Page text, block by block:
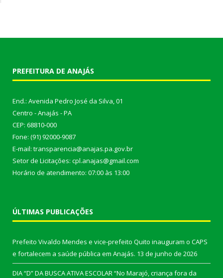
PREFEITURA DE ANAJÁS
End.: Avenida Pedro José da Silva, 01
Centro - Anajás - PA
CEP: 68810-000
Fone: (91) 92000-9087
E-mail: transparencia@anajas.pa.gov.br
Setor de Licitações: cpl.anajas@gmail.com
Horário de atendimento: 07:00 às 13:00
ÚLTIMAS PUBLICAÇÕES
Prefeito Vivaldo Mendes e vice-prefeito Quito inauguram o CAPS
e fortalecem a saúde pública em Anajás. 13 de junho de 2026
DIA “D” DA BUSCA ATIVA ESCOLAR “No Marajó, criança fora da